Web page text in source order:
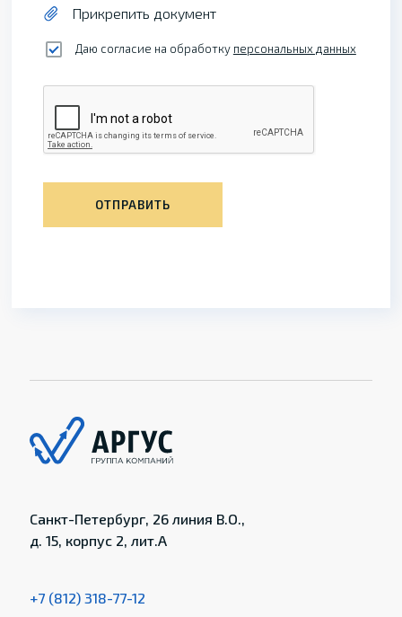
Прикрепить документ
Даю согласие на обработку персональных данных
ОТПРАВИТЬ
Санкт-Петербург, 26 линия В.О.,
д. 15, корпус 2, лит.А
+7 (812) 318-77-12